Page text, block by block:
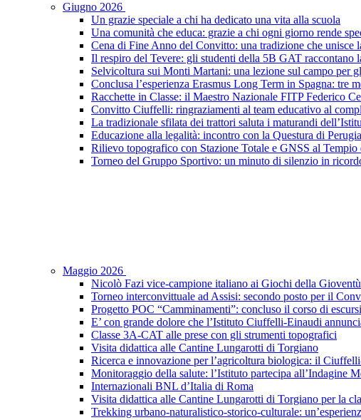
Giugno 2026
Un grazie speciale a chi ha dedicato una vita alla scuola
Una comunità che educa: grazie a chi ogni giorno rende
Cena di Fine Anno del Convitto: una tradizione che unisce
Il respiro del Tevere: gli studenti della 5B GAT raccontano
Selvicoltura sui Monti Martani: una lezione sul campo per
Conclusa l’esperienza Erasmus Long Term in Spagna:
Racchette in Classe: il Maestro Nazionale FITP Federico
Convitto Ciuffelli: ringraziamenti al team educativo al
La tradizionale sfilata dei trattori saluta i maturandi
Educazione alla legalità: incontro con la Questura di
Rilievo topografico con Stazione Totale e GNSS al
Torneo del Gruppo Sportivo: un minuto di silenzio in
Maggio 2026
Nicolò Fazi vice-campione italiano ai Giochi della Gioventù
Torneo interconvittuale ad Assisi: secondo posto per il
Progetto POC “Camminamenti”: concluso il corso di
E’ con grande dolore che l’Istituto Ciuffelli-Einaudi
Classe 3A-CAT alle prese con gli strumenti topografici
Visita didattica alle Cantine Lungarotti di Torgiano
Ricerca e innovazione per l’agricoltura biologica: il
Monitoraggio della salute: l’Istituto partecipa all’Indagine
Internazionali BNL d’Italia di Roma
Visita didattica alle Cantine Lungarotti di Torgiano per la
Trekking urbano-naturalistico-storico-culturale: